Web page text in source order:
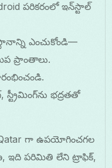
పరికరంలో ఇన్‌స్టాల్
ఎంచుకోండి—
ప్రాంతాలు.
స్ట్రీమింగ్‌ను భద్రతతో
Qatar గా ఉపయోగించగల
పరిమితి లేని ట్రాఫిక్,